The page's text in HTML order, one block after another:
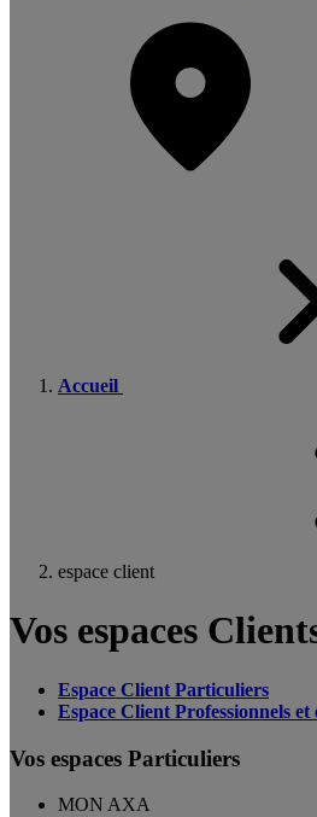
Accueil
espace client
Vos espaces
Espace Client Particuliers
Espace Client Professionnels et
Vos espaces Particuliers
MON AXA